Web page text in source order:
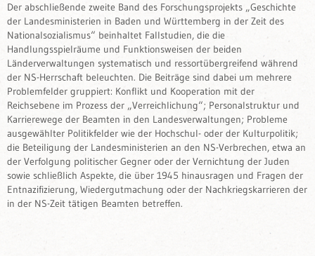
Der abschließende zweite Band des Forschungsprojekts „Geschichte
der Landesministerien in Baden und Württemberg in der Zeit des
Nationalsozialismus“ beinhaltet Fallstudien, die die
Handlungsspielräume und Funktionsweisen der beiden
Länderverwaltungen systematisch und ressortübergreifend während
der NS-Herrschaft beleuchten. Die Beiträge sind dabei um mehrere
Problemfelder gruppiert: Konflikt und Kooperation mit der
Reichsebene im Prozess der „Verreichlichung“; Personalstruktur und
Karrierewege der Beamten in den Landesverwaltungen; Probleme
ausgewählter Politikfelder wie der Hochschul- oder der Kulturpolitik;
die Beteiligung der Landesministerien an den NS-Verbrechen, etwa an
der Verfolgung politischer Gegner oder der Vernichtung der Juden
sowie schließlich Aspekte, die über 1945 hinausragen und Fragen der
Entnazifizierung, Wiedergutmachung oder der Nachkriegskarrieren der
in der NS-Zeit tätigen Beamten betreffen.